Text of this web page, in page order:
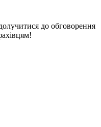
до обговорення